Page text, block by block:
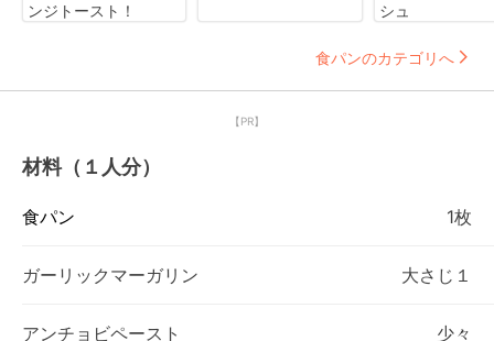
ンジトースト！
シュ
食パンのカテゴリへ
【PR】
材料（１人分）
食パン 1枚
ガーリックマーガリン 大さじ１
アンチョビペースト 少々